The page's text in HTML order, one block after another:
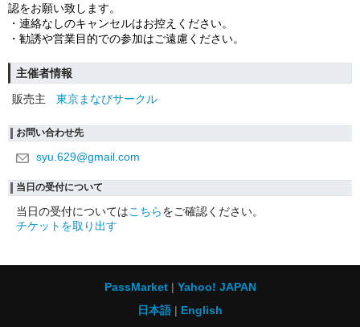
認をお願い致します。
・連絡なしのキャンセルはお控えください。
・勧誘や営業目的での参加はご遠慮ください。
主催者情報
販売主
東京まなびサークル
お問い合わせ先
syu.629@gmail.com
当日の受付について
当日の受付についてはこちらをご確認ください。
チケットを取り出す
PassMarket
Yahoo! JAPAN
日本語
English